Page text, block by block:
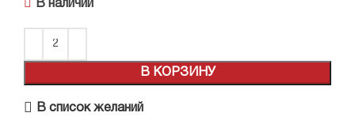
В наличии
В КОРЗИНУ
В список желаний